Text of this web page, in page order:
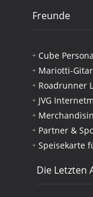
Freunde
Cube
Mariotti-
Roadrunner
JVG
Partner &
Speisekarte
Die Letzten